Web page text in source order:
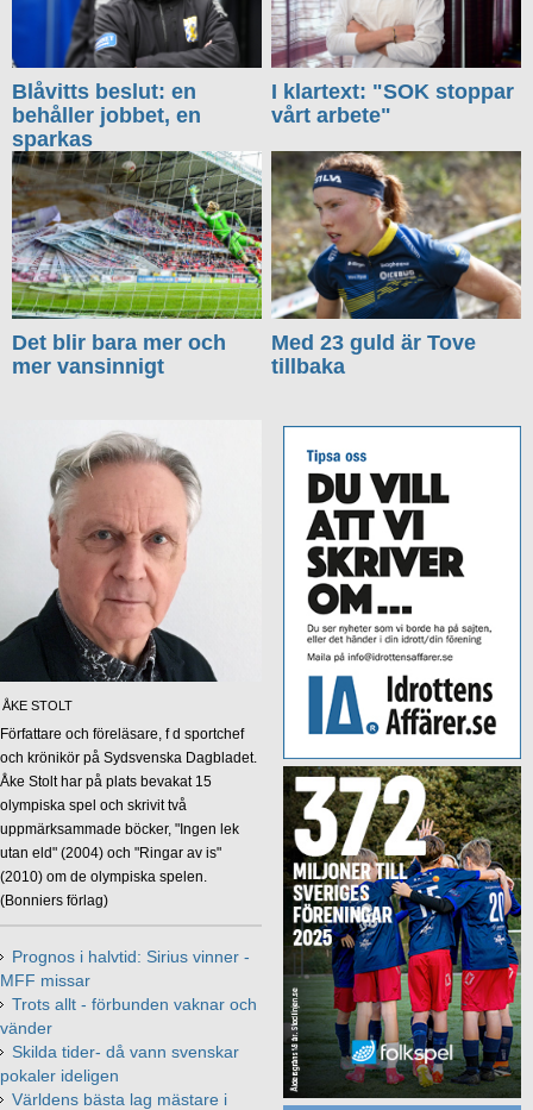
Blåvitts beslut: en
behåller jobbet, en
sparkas
I klartext: "SOK stoppar
vårt arbete"
Det blir bara mer och
mer vansinnigt
Med 23 guld är Tove
tillbaka
ÅKE STOLT
Författare och föreläsare, f d sportchef
och krönikör på Sydsvenska Dagbladet.
Åke Stolt har på plats bevakat 15
olympiska spel och skrivit två
uppmärksammade böcker, "Ingen lek
utan eld" (2004) och "Ringar av is"
(2010) om de olympiska spelen.
(Bonniers förlag)
Prognos i halvtid: Sirius vinner -
MFF missar
Trots allt - förbunden vaknar och
vänder
Skilda tider- då vann svenskar
pokaler ideligen
Världens bästa lag mästare i